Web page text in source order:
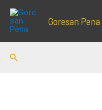
Lewati
Goresan Pena
Cari